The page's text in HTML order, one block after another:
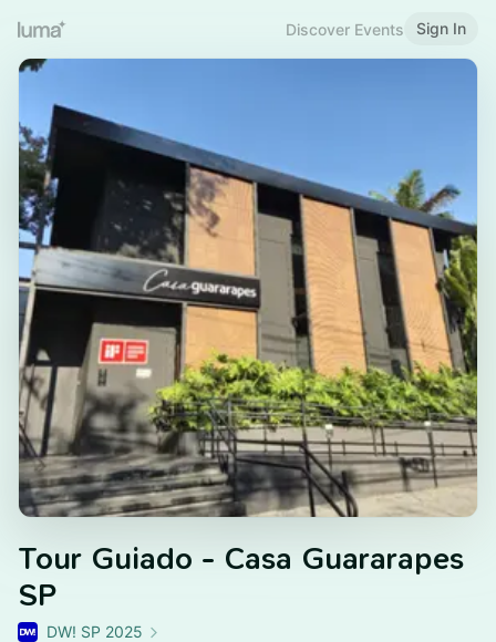
Discover Events Sign In
Tour Guiado - Casa Guararapes
SP
DW! SP 2025